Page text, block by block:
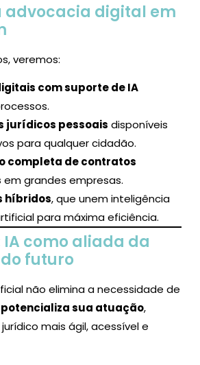
advocacia digital em
veremos:
com suporte de IA
jurídicos pessoais disponíveis
para qualquer cidadão.
completa de contratos
em grandes empresas.
híbridos, que unem inteligência
para máxima eficiência.
IA como aliada da
futuro
não elimina a necessidade de
potencializa sua atuação,
mais ágil, acessível e